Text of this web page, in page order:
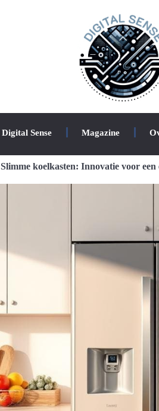
Digital Sense Magazine
Slimme koelkasten: Innovatie voor